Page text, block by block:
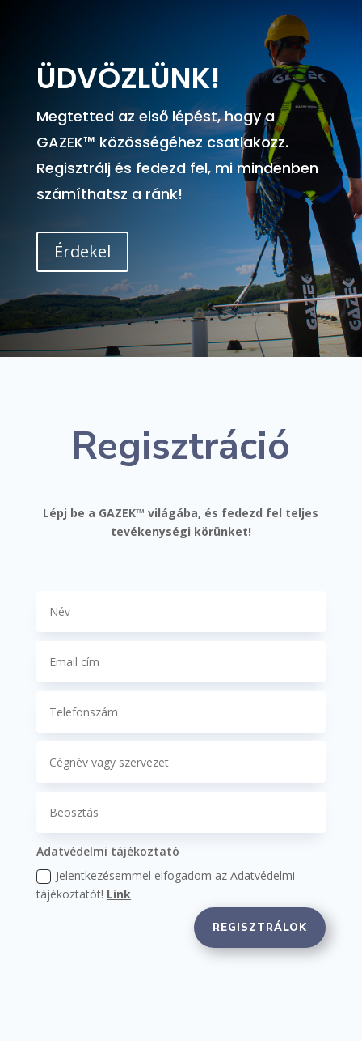
ÜDVÖZLÜNK!
Megtetted az első lépést, hogy a
GAZEK™ közösségéhez csatlakozz.
Regisztrálj és fedezd fel, mi mindenben
számíthatsz a ránk!
Érdekel
Regisztráció
Lépj be a GAZEK™ világába, és fedezd fel teljes
tevékenységi körünket!
Adatvédelmi tájékoztató
Jelentkezésemmel elfogadom az Adatvédelmi
tájékoztatót! Link
REGISZTRÁLOK